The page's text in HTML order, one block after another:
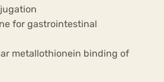
for gastrointestinal
metallothionein binding of